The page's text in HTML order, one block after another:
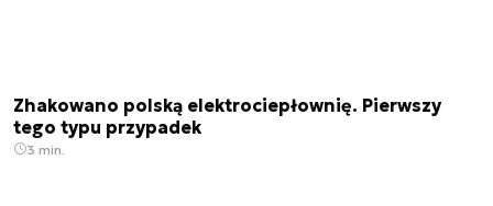
Zhakowano polską elektrociepłownię. Pierwszy
tego typu przypadek
3 min.